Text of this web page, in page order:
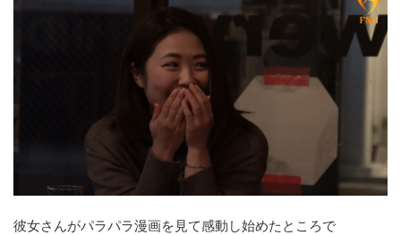
彼女さんがパラパラ漫画を見て感動し始めたところで